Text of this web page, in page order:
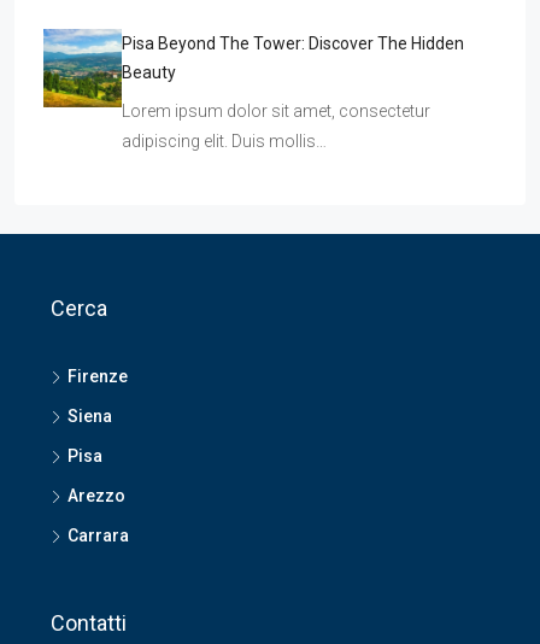
Pisa Beyond The Tower: Discover The Hidden
Beauty
Lorem ipsum dolor sit amet, consectetur
adipiscing elit. Duis mollis…
Cerca
Firenze
Siena
Pisa
Arezzo
Carrara
Contatti